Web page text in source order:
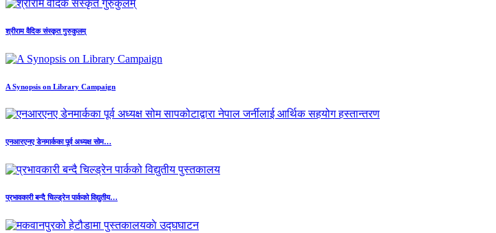
श्रीराम वैदिक संस्कृत गुरुकुलम्
A Synopsis on Library Campaign
एनआरएनए डेनमार्कका पूर्व अध्यक्ष सोम…
प्रभावकारी बन्दै चिल्ड्रेन पार्कको विद्युतीय…